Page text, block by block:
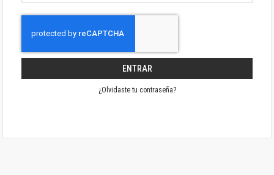
ENTRAR
¿Olvidaste tu contraseña?